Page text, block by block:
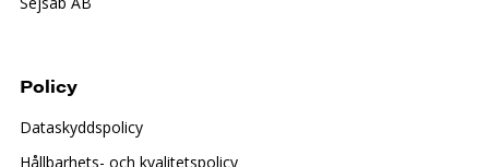
Policy
Dataskyddspolicy
Hållbarhets- och kvalitetspolicy